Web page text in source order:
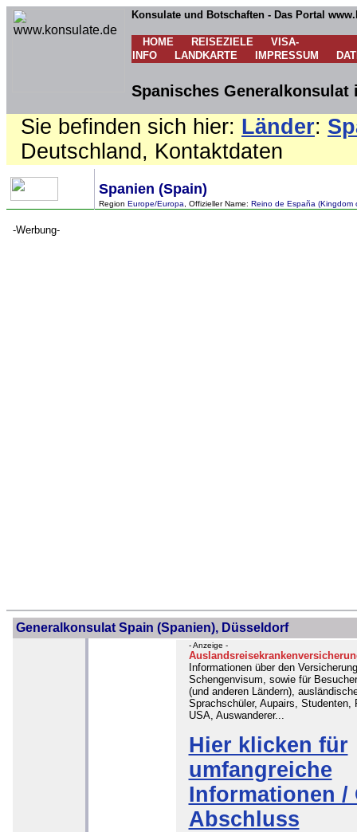
Konsulate und Botschaften - Das Portal
HOME REISEZIELE
VISA-
INFO
LANDKARTE IMPRESSUM
Spanisches
Sie befinden sich hier: Länder:
Deutschland, Kontaktdaten
Spanien (Spain)
Region Europe/Europa , Offizieller Name: Reino de España (Kingdom
-Werbung-
Generalkonsulat Spain (Spanien), Düsseldorf
- Anzeige -
Informationen über den
Schengenvisum, sowie für
(und anderen Ländern),
Sprachschüler, Aupairs, Studenten,
USA, Auswanderer...
Hier klicken für
umfangreiche
Informationen /
Abschluss